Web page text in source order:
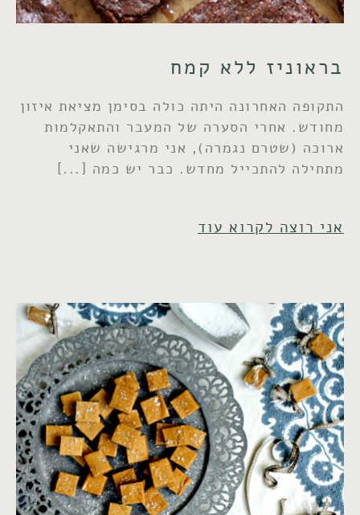
בראוניז ללא קמח
התקופה האחרונה היתה כולה בסימן מציאת איזון
מחודש. אחרי הסערה של המעבר והתאקלמות
ארוכה (שטרם נגמרה), אני מרגישה שאני
מתחילה להתכייל מחדש. כבר יש כמה
אני רוצה לקרוא עוד